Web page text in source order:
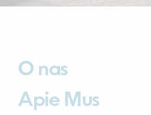
O nas
Apie Mus